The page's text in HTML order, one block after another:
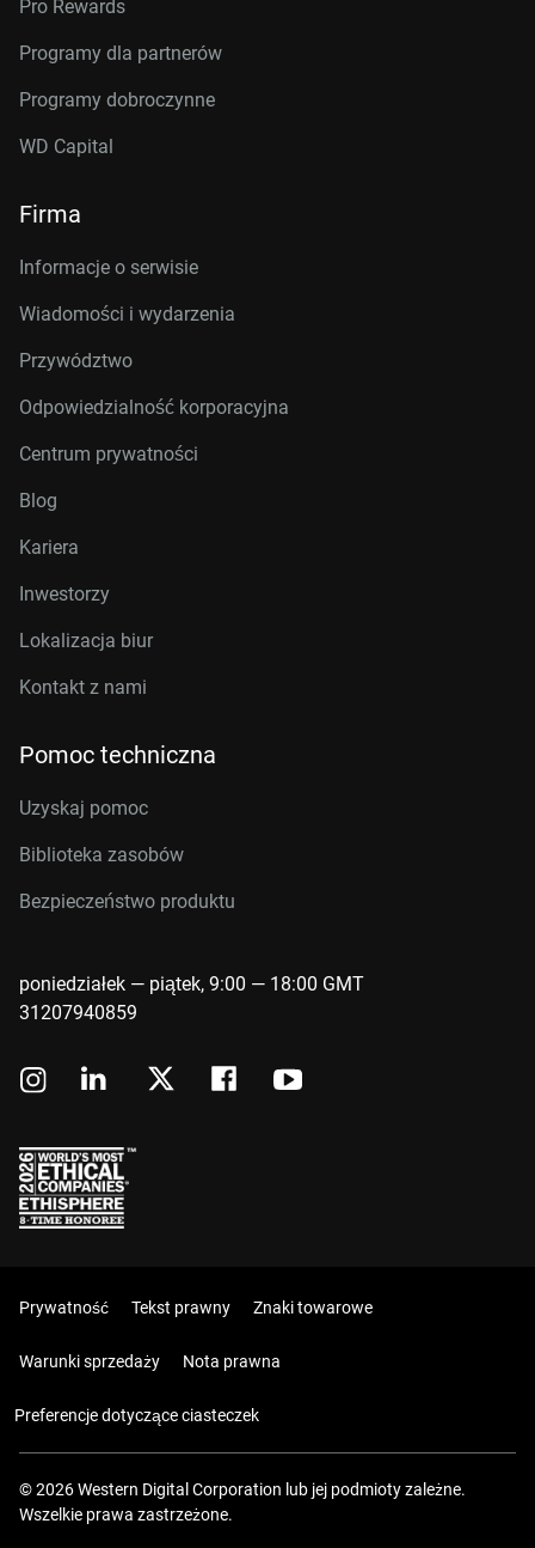
Pro Rewards
Programy dla partnerów
Programy dobroczynne
WD Capital
Firma
Informacje o serwisie
Wiadomości i wydarzenia
Przywództwo
Odpowiedzialność korporacyjna
Centrum prywatności
Blog
Kariera
Inwestorzy
Lokalizacja biur
Kontakt z nami
Pomoc techniczna
Uzyskaj pomoc
Biblioteka zasobów
Bezpieczeństwo produktu
poniedziałek — piątek, 9:00 — 18:00 GMT
31207940859
Prywatność Tekst prawny Znaki towarowe
Warunki sprzedaży Nota prawna
Preferencje dotyczące ciasteczek
© 2026 Western Digital Corporation lub jej podmioty zależne.
Wszelkie prawa zastrzeżone.